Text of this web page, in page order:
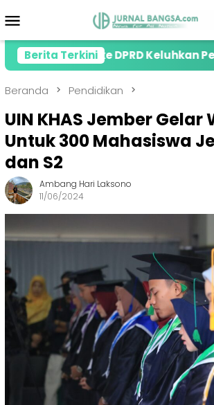
ke
Mobile
Berita Terkini
ke DPRD Keluhkan
Beranda Pendidikan
UIN KHAS Jember Gelar
Untuk 300 Mahasiswa
dan S2
Ambang Hari Laksono
11/06/2024